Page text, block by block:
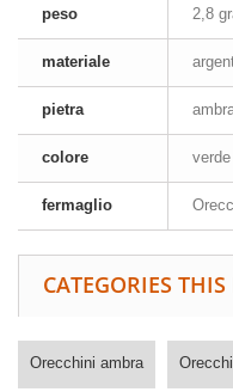
peso 2,8
materiale
pietra
colore verde
fermaglio
CATEGORIES
Orecchini ambra